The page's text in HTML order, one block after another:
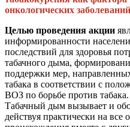
онкологических заболеваний
Целью проведения акции
информированности
последствий для здоровья
табачного дыма,
поддержки мер,
табака в соответствии с
ВОЗ по борьбе против табака.
Табачный дым вызывает и
действуя практически на